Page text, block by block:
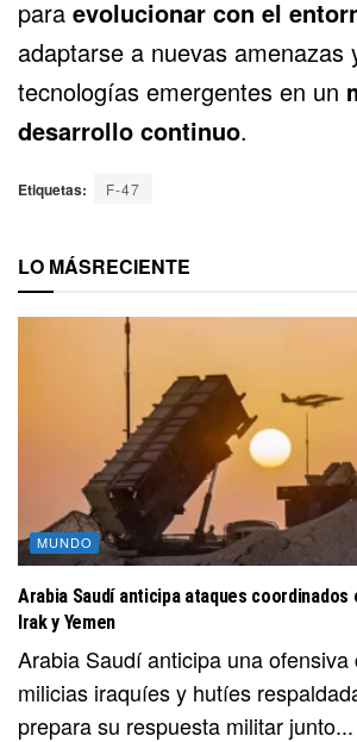
para evolucionar con el
adaptarse a nuevas amenazas
tecnologías emergentes en un
desarrollo continuo.
Etiquetas: F-47
LO MÁSRECIENTE
MUNDO
Arabia Saudí anticipa ataques coordinados
Irak y Yemen
Arabia Saudí anticipa una ofensiva
milicias iraquíes y hutíes
prepara su respuesta militar junto...